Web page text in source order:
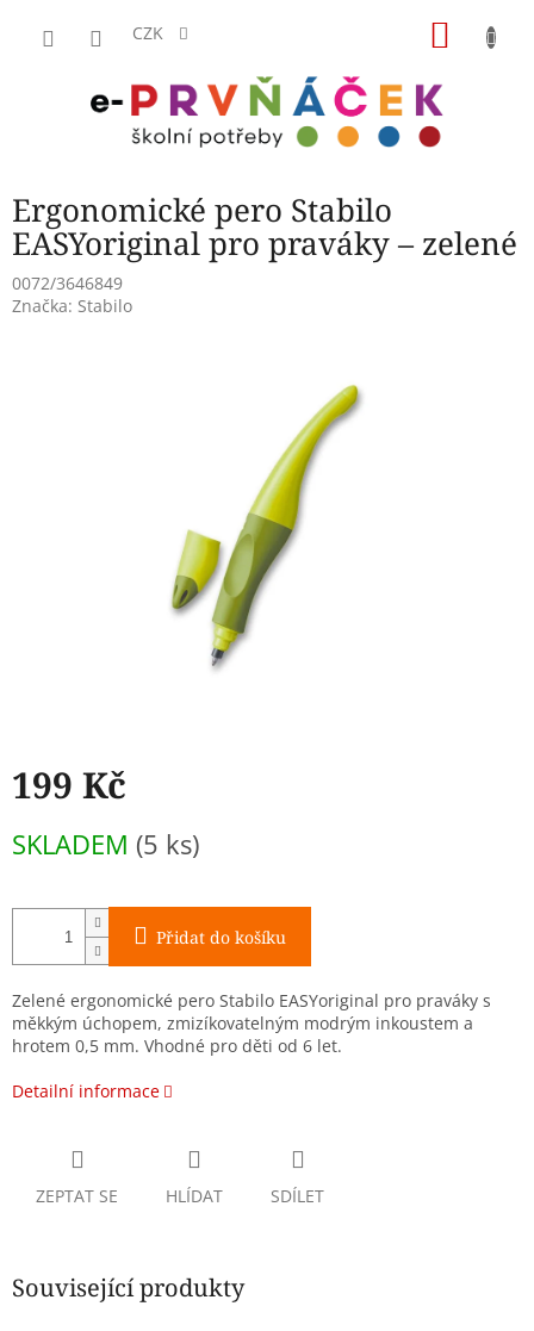
CZK
Ergonomické pero Stabilo
EASYoriginal pro praváky – zelené
0072/3646849
Značka: Stabilo
199 Kč
cena:
SKLADEM (5 ks)
Přidat do košíku
Zelené ergonomické pero Stabilo EASYoriginal pro praváky s
měkkým úchopem, zmizíkovatelným modrým inkoustem a
hrotem 0,5 mm. Vhodné pro děti od 6 let.
Detailní informace
ZEPTAT SE HLÍDAT SDÍLET
Související produkty